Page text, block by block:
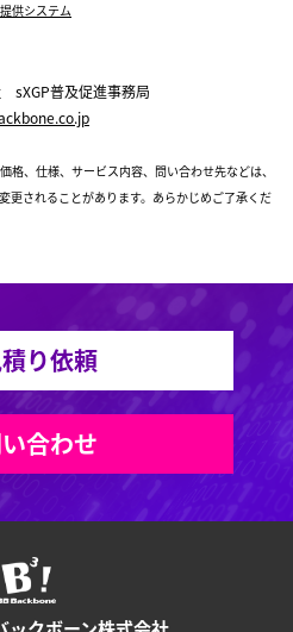
供システム
sXGP普及促進事務局
、仕様、サービス内容、問い合わせ先などは、
更されることがあります。あらかじめご了承くだ
り依頼
合わせ